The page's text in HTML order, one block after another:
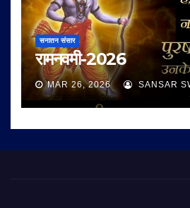
सनातन संसार
रामनवमी-2026
MAR 26, 2026 SANSAR